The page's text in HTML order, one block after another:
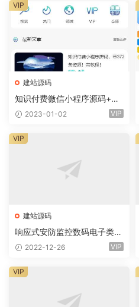
建站源码
知识付费微信小程序源码+前
端+教程
2023-01-02 VIP
VIP
建站源码
响应式安防监控数码电子类企
业网站eyoucms易优模板(pc
2022-12-26 VIP
VIP
VIP